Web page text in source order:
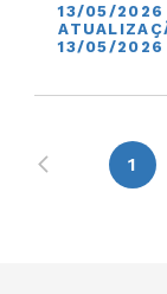
13/05/2026
13/05/2026
1